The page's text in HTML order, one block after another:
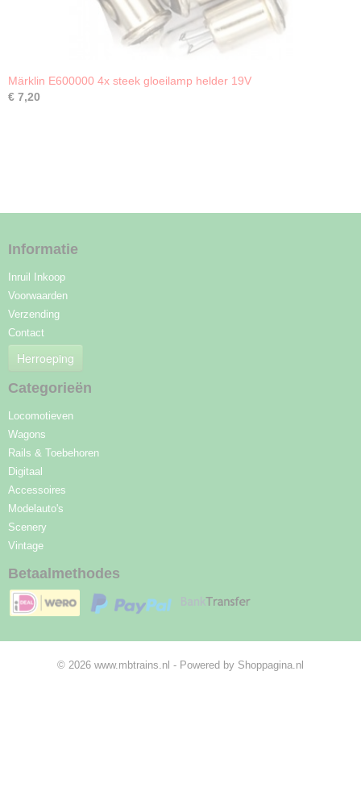
Märklin E600000 4x steek gloeilamp helder 19V
€ 7,20
Informatie
Inruil Inkoop
Voorwaarden
Verzending
Contact
Herroeping
Categorieën
Locomotieven
Wagons
Rails & Toebehoren
Digitaal
Accessoires
Modelauto's
Scenery
Vintage
Betaalmethodes
© 2026 www.mbtrains.nl - Powered by Shoppagina.nl